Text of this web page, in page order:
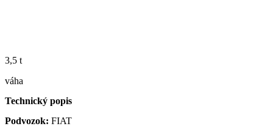
3,5 t
váha
Technický popis
Podvozok: FIAT